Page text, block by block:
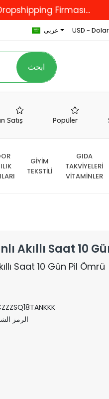
Firması...
عربى USD - Dolar
ابحث
Satış Popüler
GİYİM
TEKSTİLİ
GIDA
TAKVİYELERİ
VİTAMİNLER
Akıllı Saat 10
Saat 10 Gün Pil Ömrü
الرمز